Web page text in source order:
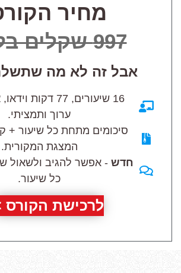
מחיר
997 שקלים בלבד
אבל זה לא מה
ערוך ותמציתי.
סיכומים מתחת כל שיעור +
המצגת המקורית.
חדש - אפשר להגיב ולשאול
כל שיעור.
לרכישת הקורס